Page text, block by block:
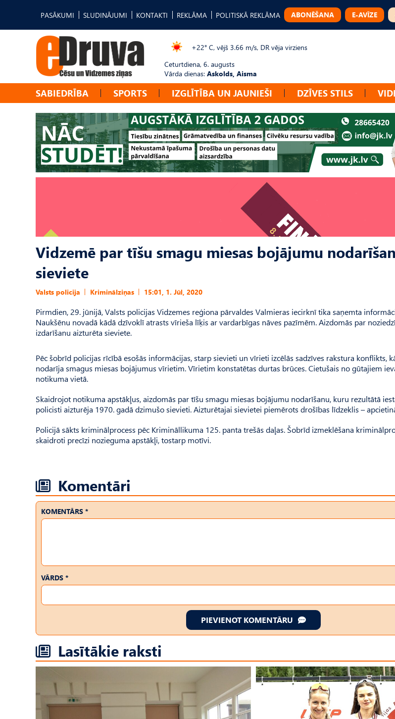
PASĀKUMI SLUDINĀJUMI KONTAKTI REKLĀMA POLITISKĀ REKLĀMA ABONĒŠANA E-AVĪZE
+22° C, vējš 3.66 m/s, DR vēja virziens
Ceturtdiena, 6. augusts
Vārda dienas: Askolds, Aisma
SABIEDRĪBA SPORTS IZGLĪTĪBA UN JAUNIEŠI DZĪVES STILS
Vidzemē par tīšu smagu miesas bojājumu
sieviete
Valsts policija Kriminālziņas 15:01, 1. Jūl, 2020
Pirmdien, 29. jūnijā, Valsts policijas Vidzemes reģiona pārvaldes Valmieras iecirknī tika saņemta
Naukšēnu novadā kādā dzīvoklī atrasts vīrieša līķis ar vardarbīgas nāves pazīmēm. Aizdomās par
izdarīšanu aizturēta sieviete.
Pēc šobrīd policijas rīcībā esošās informācijas, starp sievieti un vīrieti izcēlās sadzīves rakstura konflikts,
nodarīja smagus miesas bojājumus vīrietim. Vīrietim konstatētas durtas brūces. Cietušais no gūtajiem
notikuma vietā.
Skaidrojot notikuma apstākļus, aizdomās par tīšu smagu miesas bojājumu nodarīšanu, kuru rezultātā
policisti aizturēja 1970. gadā dzimušo sievieti. Aizturētajai sievietei piemērots drošības līdzeklis –
Policijā sākts kriminālprocess pēc Krimināllikuma 125. panta trešās daļas. Šobrīd izmeklēšana
skaidroti precīzi nozieguma apstākļi, tostarp motīvi.
Komentāri
KOMENTĀRS *
VĀRDS *
PIEVIENOT KOMENTĀRU
Lasītākie raksti